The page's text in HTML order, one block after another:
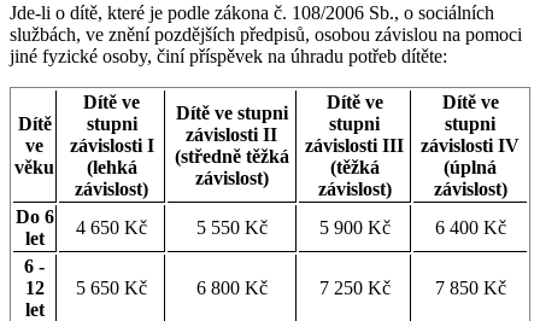
Jde-li o dítě, které je podle zákona č. 108/2006 Sb., o sociálních
službách, ve znění pozdějších předpisů, osobou závislou na pomoci
jiné fyzické osoby, činí příspěvek na úhradu potřeb dítěte:
Dítě
ve
věku
Dítě ve
stupni
závislosti I
(lehká
závislost)
Dítě ve stupni
závislosti II
(středně těžká
závislost)
Dítě ve
stupni
závislosti III
(těžká
závislost)
Dítě ve
stupni
závislosti IV
(úplná
závislost)
Do 6
let
4 650 Kč 5 550 Kč 5 900 Kč
6 400 Kč
6 -
12
let
5 650 Kč 6 800 Kč 7 250 Kč 7 850 Kč